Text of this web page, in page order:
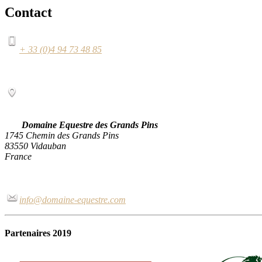
Contact
+ 33 (0)4 94 73 48 85
Domaine Equestre des Grands Pins
1745 Chemin des Grands Pins
83550 Vidauban
France
info@domaine-equestre.com
Partenaires 2019